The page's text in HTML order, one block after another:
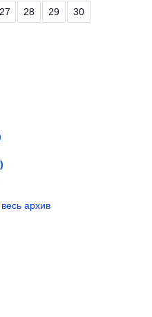
27 28 29 30
архив